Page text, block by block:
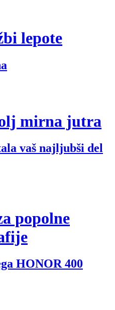
lepote
mirna jutra
vaš najljubši del
popolne
HONOR 400